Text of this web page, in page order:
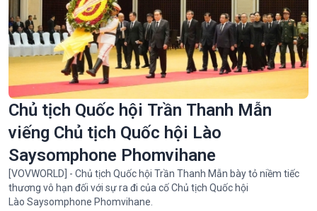
Chủ tịch Quốc hội Trần Thanh Mẫn
viếng Chủ tịch Quốc hội Lào
Saysomphone Phomvihane
[VOVWORLD] - Chủ tịch Quốc hội Trần Thanh Mẫn bày tỏ niềm tiếc
thương vô hạn đối với sự ra đi của cố Chủ tịch Quốc hội
Lào Saysomphone Phomvihane.